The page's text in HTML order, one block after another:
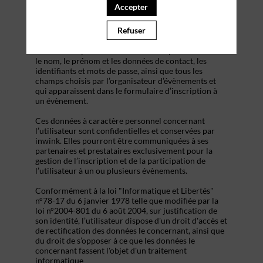
évènement, et de consulter les informations relatives
à l’organisation pratique et logistique d’un
le nom, le prénom et les données de contact, les
identifiants et mots de passe, ainsi que tous les
champs choisis par l’organisateur d’évènements et
qui apparaissent dans le formulaire d’inscription à
un évènement.
Ces données à caractère personnel concernant
l’utilisateur sont confidentielles et conservées par
inwink. Elles pourront être communiquées à ses
partenaires et prestataires exclusivement pour la
gestion de l’inscription et de la participation de
l’utilisateur à un ou plusieurs évènements.
Conformément à la loi "Informatique et Libertés"
n°78-17 du 6 janvier 1978 telle que modifiée par la
loi n°2004-801 du 6 août 2004, sur justification de
son identité, l’utilisateur dispose d'un droit d'accès et
de rectification des données le concernant, ainsi que
du droit de s’opposer à ce que les données le
concernant fassent l'objet d'un traitement
informatique
Accepter
Refuser